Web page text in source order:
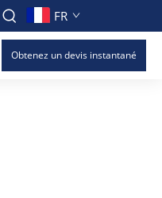
FR
Obtenez un devis instantané